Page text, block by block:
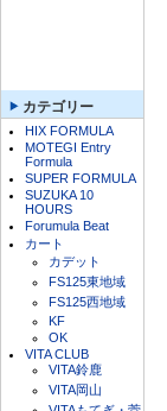
カテゴリー
HIX FORMULA
MOTEGI Entry
Formula
SUPER FORMULA
SUZUKA 10
HOURS
Forumula Beat
カート
カデット
FS125東地域
FS125西地域
KF
OK
VITA CLUB
VITA鈴鹿
VITA岡山